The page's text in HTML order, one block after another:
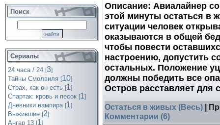
Поиск
Сериалы
24 часа / 24 [3]
Тайны Смолвиля [10]
Страх, как он есть [1]
Спартак: кровь и песок [1]
Дневники вампира [1]
Выжившие [2]
Ангар 13 [1]
Описание: Авиалайнер
этой минуты остаться в
ситуации человек
оказываются в общей
чтобы повести
настроению, допустить
остальных. Положение
должны победить все
Остров расставляет для
Остаться в живых (Весь) |
Комментарии (6)